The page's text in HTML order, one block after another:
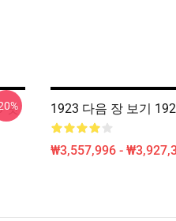
팟
1923 다음 장 보기
₩3,557,996 -